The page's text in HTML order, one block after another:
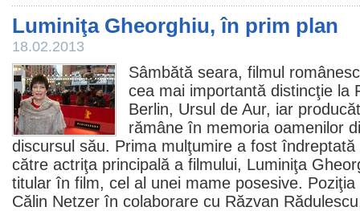
Luminiţa Gheorghiu, în prim plan
18.02.2013
Sâmbătă seara, filmul
cea mai importantă distincţie la
Berlin, Ursul de Aur, iar
rămâne în memoria oamenilor
discursul său. Prima mulţumire a fost
către actriţa principală a filmului, Luminiţa
titular în film, cel al unei mame posesive.
Călin Netzer în colaborare cu Răzvan Rădulescu